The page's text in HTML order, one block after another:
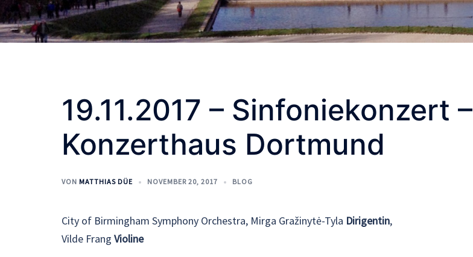
19.11.2017 – Sinfoniekonzert –
Konzerthaus Dortmund
VON MATTHIAS DÜE NOVEMBER 20, 2017 BLOG
City of Birmingham Symphony Orchestra, Mirga Gražinytė-Tyla Dirigentin,
Vilde Frang Violine